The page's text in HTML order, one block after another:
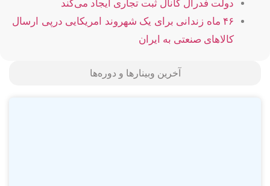
دولت فدرال کانال ثبت تجاری ایجاد می‌کند
۴۶ ماه زندانی برای یک شهروند امریکایی درپی ارسال
کالاهای صنعتی به ایران
آخرین وبینارها و دوره‌ها